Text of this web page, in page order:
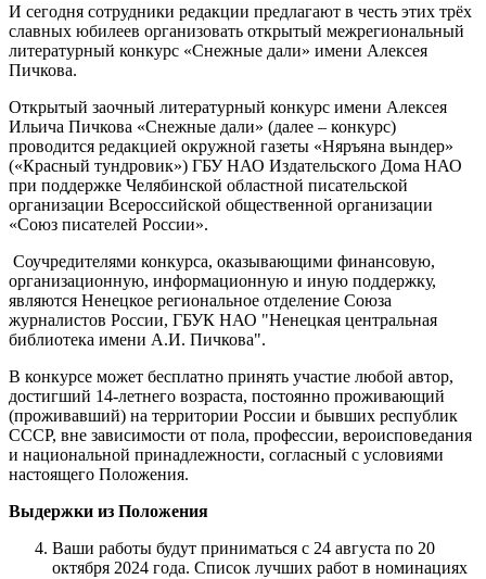
И сегодня сотрудники редакции предлагают в честь этих трёх
славных юбилеев организовать открытый межрегиональный
литературный конкурс «Снежные дали» имени Алексея
Пичкова.
Открытый заочный литературный конкурс имени Алексея
Ильича Пичкова «Снежные дали» (далее – конкурс)
проводится редакцией окружной газеты «Няръяна вындер»
(«Красный тундровик») ГБУ НАО Издательского Дома НАО
при поддержке Челябинской областной писательской
организации Всероссийской общественной организации
«Союз писателей России».
Соучредителями конкурса, оказывающими финансовую,
организационную, информационную и иную поддержку,
являются Ненецкое региональное отделение Союза
журналистов России, ГБУК НАО "Ненецкая центральная
библиотека имени А.И. Пичкова".
В конкурсе может бесплатно принять участие любой автор,
достигший 14-летнего возраста, постоянно проживающий
(проживавший) на территории России и бывших республик
СССР, вне зависимости от пола, профессии, вероисповедания
и национальной принадлежности, согласный с условиями
настоящего Положения.
Выдержки из Положения
Ваши работы будут приниматься с 24 августа по 20
октября 2024 года. Список лучших работ в номинациях